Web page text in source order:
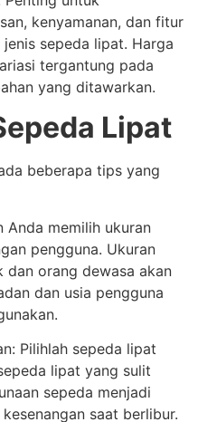
kenyamanan, dan fitur
sepeda lipat. Harga
tergantung pada
yang ditawarkan.
Lipat
beberapa tips yang
Anda memilih ukuran
pengguna. Ukuran
dan orang dewasa akan
dan usia pengguna
Pilihlah sepeda lipat
lipat yang sulit
sepeda menjadi
saat berlibur.